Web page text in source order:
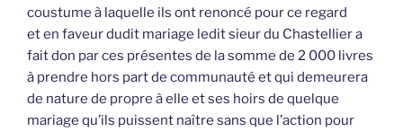
coustume à laquelle ils ont renoncé pour ce regard
et en faveur dudit mariage ledit sieur du Chastellier a
fait don par ces présentes de la somme de 2 000 livres
à prendre hors part de communauté et qui demeurera
de nature de propre à elle et ses hoirs de quelque
mariage qu’ils puissent naître sans que l’action pour